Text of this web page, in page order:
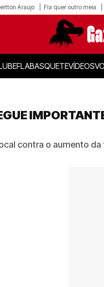
Araújo Fla quer outro meia
FLABASQUETEVÍDEOS
contra o aumento